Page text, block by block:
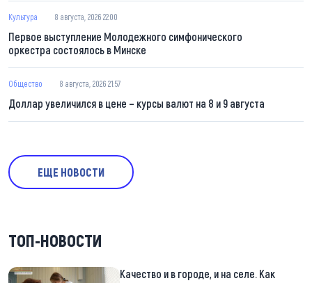
Культура 8 августа, 2026 22:00
Первое выступление Молодежного симфонического
оркестра состоялось в Минске
Общество 8 августа, 2026 21:57
Доллар увеличился в цене – курсы валют на 8 и 9 августа
ЕЩЕ НОВОСТИ
ТОП-НОВОСТИ
Качество и в городе, и на селе. Как